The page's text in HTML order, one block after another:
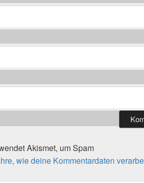
Akismet, um Spam
wie deine Kommentardaten